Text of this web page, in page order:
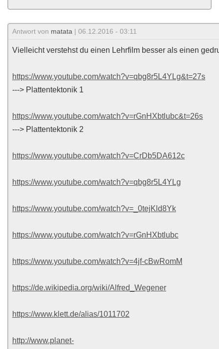
Antwort von matata | 06.12.2016 - 03:11
Vielleicht verstehst du einen Lehrfilm besser als einen
https://www.youtube.com/watch?v=qbg8r5L4YLg&t=27s
---> Plattentektonik 1
https://www.youtube.com/watch?v=rGnHXbtlubc&t=26s
---> Plattentektonik 2
https://www.youtube.com/watch?v=CrDb5DA612c
https://www.youtube.com/watch?v=qbg8r5L4YLg
https://www.youtube.com/watch?v=_0tejKld8Yk
https://www.youtube.com/watch?v=rGnHXbtlubc
https://www.youtube.com/watch?v=4jf-cBwRomM
https://de.wikipedia.org/wiki/Alfred_Wegener
https://www.klett.de/alias/1011702
http://www.planet-